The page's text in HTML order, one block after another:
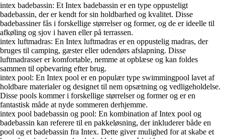
intex badebassin: Et Intex badebassin er en type oppusteligt
badebassin, der er kendt for sin holdbarhed og kvalitet. Disse
badebassiner fås i forskellige størrelser og former, og de er ideelle til
afkøling og sjov i haven eller på terrassen.
intex luftmadras: En Intex luftmadras er en oppustelig madras, der
bruges til camping, gæster eller udendørs afslapning. Disse
luftmadrasser er komfortable, nemme at opblæse og kan foldes
sammen til opbevaring efter brug.
intex pool: En Intex pool er en populær type swimmingpool lavet af
holdbare materialer og designet til nem opsætning og vedligeholdelse.
Disse pools kommer i forskellige størrelser og former og er en
fantastisk måde at nyde sommeren derhjemme.
intex pool badebassin og pool: En kombination af Intex pool og
badebassin kan referere til en pakkeløsning, der inkluderer både en
pool og et badebassin fra Intex. Dette giver mulighed for at skabe et